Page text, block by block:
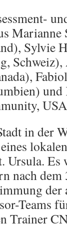
Sylvie
Schweiz),
und
in der
Ursula. Es
nach dem
der
Teams
Trainer